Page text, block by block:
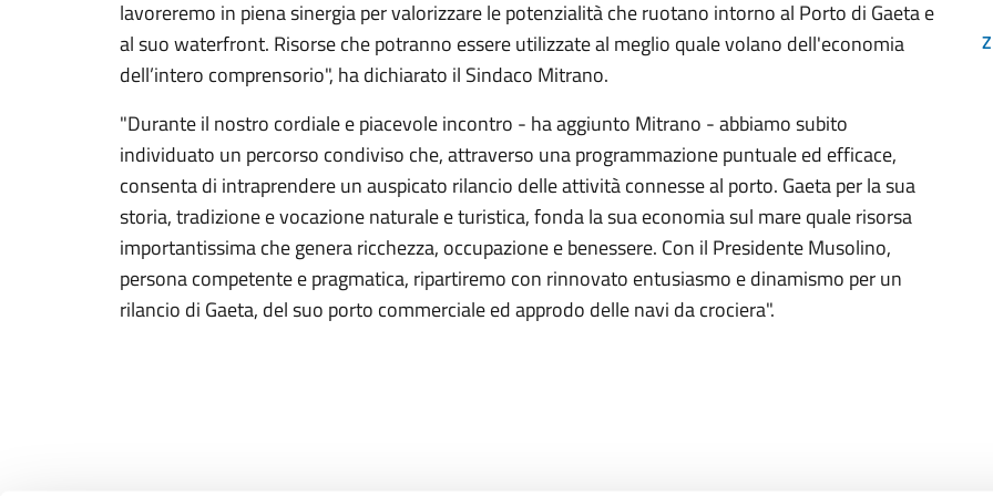
lavoreremo in piena sinergia per valorizzare le potenzialità che ruotano intorno al Porto di Gaeta e
al suo waterfront. Risorse che potranno essere utilizzate al meglio quale volano dell'economia
dell’intero comprensorio", ha dichiarato il Sindaco Mitrano.
"Durante il nostro cordiale e piacevole incontro - ha aggiunto Mitrano - abbiamo subito
individuato un percorso condiviso che, attraverso una programmazione puntuale ed efficace,
consenta di intraprendere un auspicato rilancio delle attività connesse al porto. Gaeta per la sua
storia, tradizione e vocazione naturale e turistica, fonda la sua economia sul mare quale risorsa
importantissima che genera ricchezza, occupazione e benessere. Con il Presidente Musolino,
persona competente e pragmatica, ripartiremo con rinnovato entusiasmo e dinamismo per un
rilancio di Gaeta, del suo porto commerciale ed approdo delle navi da crociera".